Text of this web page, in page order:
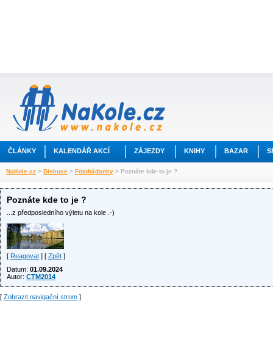
ČLÁNKY KALENDÁŘ AKCÍ ZÁJEZDY KNIHY BAZAR
NaKole.cz > Diskuse > Fotohádanky > Poznáte kde to je ?
Poznáte kde to je ?
...z předposledního výletu na kole .-)
[ Reagovat ] [ Zpět ]
Datum: 01.09.2024
Autor: CTM2014
[ Zobrazit navigační strom ]